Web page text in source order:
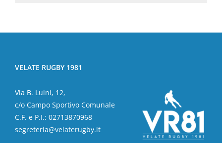
VELATE RUGBY 1981
Via B. Luini, 12,
c/o Campo Sportivo Comunale
C.F. e P.I.: 02713870968
segreteria@velaterugby.it